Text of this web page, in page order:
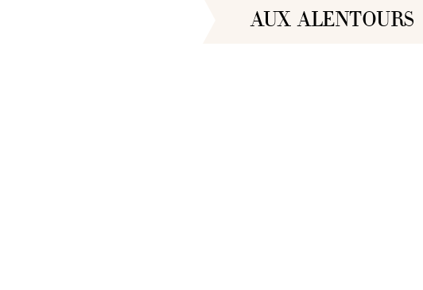
AUX ALENTOURS